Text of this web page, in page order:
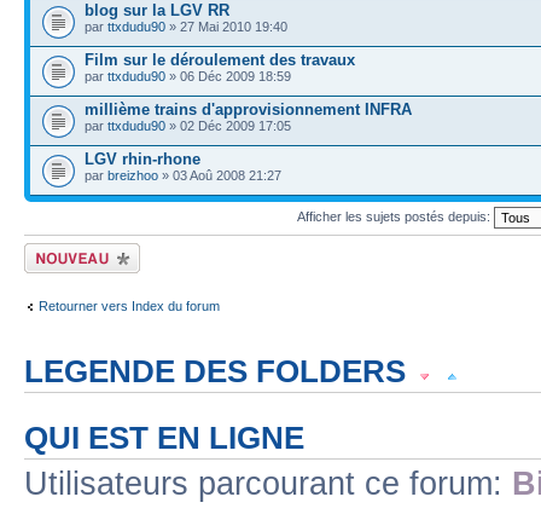
blog sur la LGV RR
par ttxdudu90 » 27 Mai 2010 19:40
Film sur le déroulement des travaux
par ttxdudu90 » 06 Déc 2009 18:59
millième trains d'approvisionnement INFRA
par ttxdudu90 » 02 Déc 2009 17:05
LGV rhin-rhone
par breizhoo » 03 Aoû 2008 21:27
Afficher les sujets postés depuis:
Écrire un nouveau
sujet
Retourner vers Index du forum
LEGENDE DES FOLDERS
Sujet populaire lu Sujet lu fermé Sujet lu fermé dans lequel j'ai posté
QUI EST EN LIGNE
Utilisateurs parcourant ce forum: